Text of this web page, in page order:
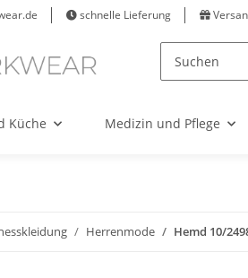
schnelle Lieferung
Küche Medizin und Pflege
Herrenmode Hemd 10/